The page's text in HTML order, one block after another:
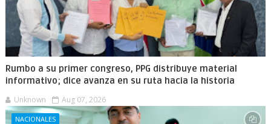
Rumbo a su primer congreso, PPG distribuye material
informativo; dice avanza en su ruta hacia la historia
Unknown Aug 07, 2026
NACIONALES